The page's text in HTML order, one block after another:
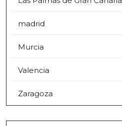
madrid
Murcia
Valencia
Zaragoza